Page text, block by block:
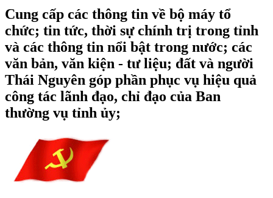
Cung cấp các thông tin về bộ máy tổ
chức; tin tức, thời sự chính trị trong tỉnh
và các thông tin nổi bật trong nước; các
văn bản, văn kiện - tư liệu; đất và người
Thái Nguyên góp phần phục vụ hiệu quả
công tác lãnh đạo, chỉ đạo của Ban
thường vụ tỉnh ủy;